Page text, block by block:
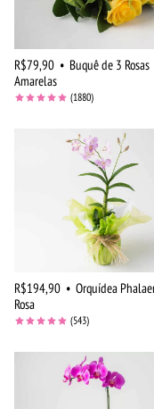
R$79,90 • Buquê de 3 Rosas
Amarelas
(1880)
R$194,90 • Orquídea
Rosa
(543)